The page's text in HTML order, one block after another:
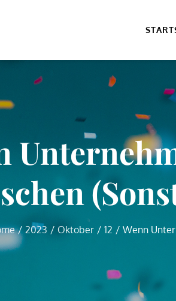
2023 Oktober 12 Wenn